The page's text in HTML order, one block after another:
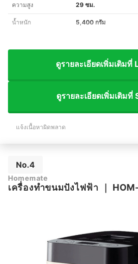
ความสูง 29 ซม.
น้ำหนัก 5,400 กรัม
ดูรายละเอียดเพิ่มเติมที่
ดูรายละเอียดเพิ่มเติมที่
แจ้งเนื้อหาผิดพลาด
No.4
Homemate
เครื่องทำขนมปังไฟฟ้า